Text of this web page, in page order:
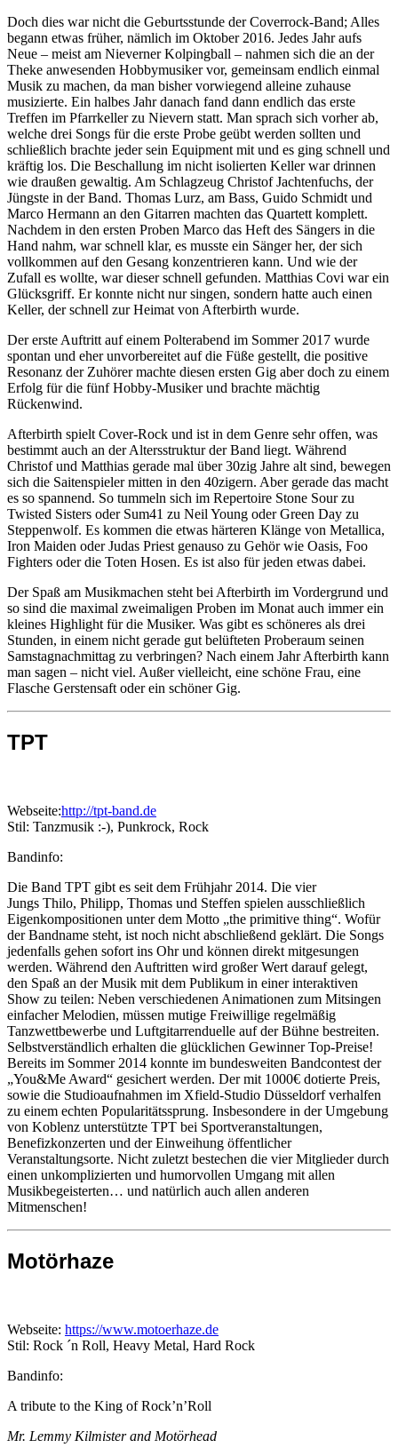
Doch dies war nicht die Geburtsstunde der Coverrock-Band; Alles
begann etwas früher, nämlich im Oktober 2016. Jedes Jahr aufs
Neue – meist am Nieverner Kolpingball – nahmen sich die an der
Theke anwesenden Hobbymusiker vor, gemeinsam endlich einmal
Musik zu machen, da man bisher vorwiegend alleine zuhause
musizierte. Ein halbes Jahr danach fand dann endlich das erste
Treffen im Pfarrkeller zu Nievern statt. Man sprach sich vorher ab,
welche drei Songs für die erste Probe geübt werden sollten und
schließlich brachte jeder sein Equipment mit und es ging schnell und
kräftig los. Die Beschallung im nicht isolierten Keller war drinnen
wie draußen gewaltig. Am Schlagzeug Christof Jachtenfuchs, der
Jüngste in der Band. Thomas Lurz, am Bass, Guido Schmidt und
Marco Hermann an den Gitarren machten das Quartett komplett.
Nachdem in den ersten Proben Marco das Heft des Sängers in die
Hand nahm, war schnell klar, es musste ein Sänger her, der sich
vollkommen auf den Gesang konzentrieren kann. Und wie der
Zufall es wollte, war dieser schnell gefunden. Matthias Covi war ein
Glücksgriff. Er konnte nicht nur singen, sondern hatte auch einen
Keller, der schnell zur Heimat von Afterbirth wurde.
Der erste Auftritt auf einem Polterabend im Sommer 2017 wurde
spontan und eher unvorbereitet auf die Füße gestellt, die positive
Resonanz der Zuhörer machte diesen ersten Gig aber doch zu einem
Erfolg für die fünf Hobby-Musiker und brachte mächtig
Rückenwind.
Afterbirth spielt Cover-Rock und ist in dem Genre sehr offen, was
bestimmt auch an der Altersstruktur der Band liegt. Während
Christof und Matthias gerade mal über 30zig Jahre alt sind, bewegen
sich die Saitenspieler mitten in den 40zigern. Aber gerade das macht
es so spannend. So tummeln sich im Repertoire Stone Sour zu
Twisted Sisters oder Sum41 zu Neil Young oder Green Day zu
Steppenwolf. Es kommen die etwas härteren Klänge von Metallica,
Iron Maiden oder Judas Priest genauso zu Gehör wie Oasis, Foo
Fighters oder die Toten Hosen. Es ist also für jeden etwas dabei.
Der Spaß am Musikmachen steht bei Afterbirth im Vordergrund und
so sind die maximal zweimaligen Proben im Monat auch immer ein
kleines Highlight für die Musiker. Was gibt es schöneres als drei
Stunden, in einem nicht gerade gut belüfteten Proberaum seinen
Samstagnachmittag zu verbringen? Nach einem Jahr Afterbirth kann
man sagen – nicht viel. Außer vielleicht, eine schöne Frau, eine
Flasche Gerstensaft oder ein schöner Gig.
TPT
Webseite:http://tpt-band.de
Stil: Tanzmusik :-), Punkrock, Rock
Bandinfo:
Die Band TPT gibt es seit dem Frühjahr 2014. Die vier
Jungs Thilo, Philipp, Thomas und Steffen spielen ausschließlich
Eigenkompositionen unter dem Motto „the primitive thing“. Wofür
der Bandname steht, ist noch nicht abschließend geklärt. Die Songs
jedenfalls gehen sofort ins Ohr und können direkt mitgesungen
werden. Während den Auftritten wird großer Wert darauf gelegt,
den Spaß an der Musik mit dem Publikum in einer interaktiven
Show zu teilen: Neben verschiedenen Animationen zum Mitsingen
einfacher Melodien, müssen mutige Freiwillige regelmäßig
Tanzwettbewerbe und Luftgitarrenduelle auf der Bühne bestreiten.
Selbstverständlich erhalten die glücklichen Gewinner Top-Preise!
Bereits im Sommer 2014 konnte im bundesweiten Bandcontest der
„You&Me Award“ gesichert werden. Der mit 1000€ dotierte Preis,
sowie die Studioaufnahmen im Xfield-Studio Düsseldorf verhalfen
zu einem echten Popularitätssprung. Insbesondere in der Umgebung
von Koblenz unterstützte TPT bei Sportveranstaltungen,
Benefizkonzerten und der Einweihung öffentlicher
Veranstaltungsorte. Nicht zuletzt bestechen die vier Mitglieder durch
einen unkomplizierten und humorvollen Umgang mit allen
Musikbegeisterten… und natürlich auch allen anderen
Mitmenschen!
Motörhaze
Webseite: https://www.motoerhaze.de
Stil: Rock ´n Roll, Heavy Metal, Hard Rock
Bandinfo:
A tribute to the King of Rock’n’Roll
Mr. Lemmy Kilmister and Motörhead